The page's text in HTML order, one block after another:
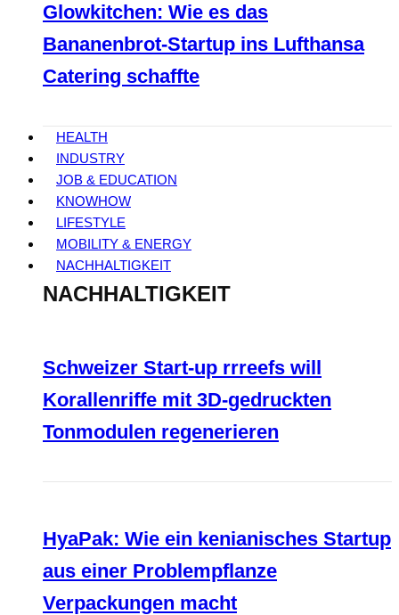
Glowkitchen: Wie es das
Bananenbrot-Startup ins Lufthansa
Catering schaffte
HEALTH
INDUSTRY
JOB & EDUCATION
KNOWHOW
LIFESTYLE
MOBILITY & ENERGY
NACHHALTIGKEIT
NACHHALTIGKEIT
Schweizer Start-up rrreefs will
Korallenriffe mit 3D-gedruckten
Tonmodulen regenerieren
HyaPak: Wie ein kenianisches Startup
aus einer Problempflanze
Verpackungen macht